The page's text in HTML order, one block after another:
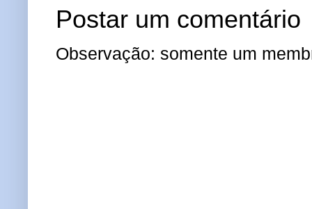
Postar um comentário
Observação: somente um